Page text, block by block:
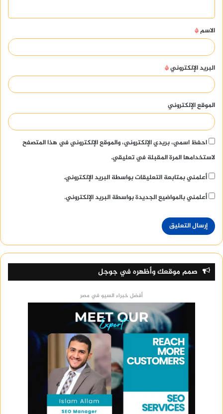
ق
*
الاسم*
البريد الإلكتروني*
الموقع الإلكتروني
احفظ اسمي، بريدي الإلكتروني، والموقع الإلكتروني في هذا المتصفح
لاستخدامها المرة المقبلة في تعليقي.
أعلمني بمتابعة التعليقات بواسطة البريد الإلكتروني.
أعلمني بالمواضيع الجديدة بواسطة البريد الإلكتروني.
صمم موقعك وأظهره في جوجل
أفضل خبراء السيو في مصر